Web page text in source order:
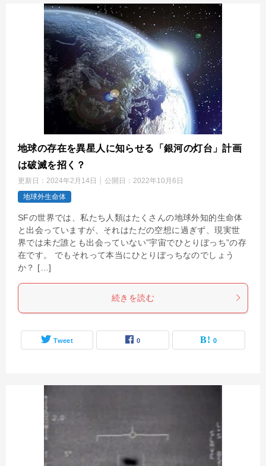
地球の存在を異星人に知らせる「銀河の灯台」計画
は破滅を招く？
更新日： 2024年2月14日 公開日： 2022年10月6日
地球外生命体
SFの世界では、私たち人類はたくさんの地球外知的生命体
と出会っていますが、それはただの空想に過ぎず、現実世
界では未だ誰とも出会っていない”宇宙でひとりぼっち”の存
在です。 でもそれって本当にひとりぼっちなのでしょう
か？ […]
続きを読む
Tweet 0 0